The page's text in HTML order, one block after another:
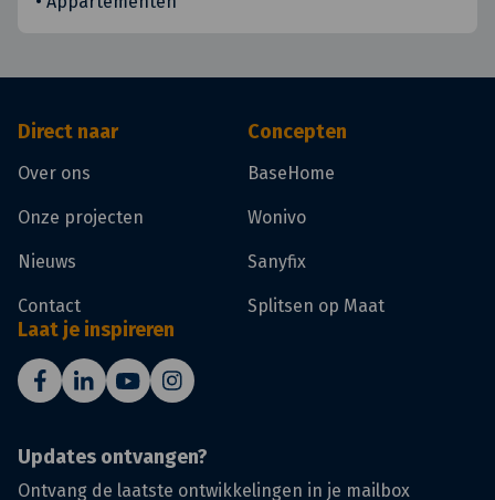
Direct naar
Over ons
Onze projecten
Nieuws
Contact
Concepten
BaseHome
Wonivo
Sanyfix
Splitsen op Maat
Laat je inspireren
Updates ontvangen?
Ontvang de laatste ontwikkelingen in je mailbox